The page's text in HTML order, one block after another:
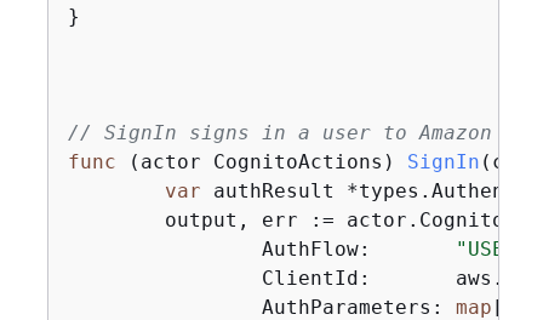
}
// SignIn signs in a user to Amazon
func
(actor CognitoActions) SignIn (ctx
var authResult
output, err :=
		AuthFlow:
		AuthParameters:
map [